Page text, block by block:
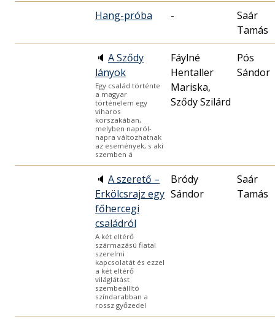
Hang-próba -
Saár
Tamás
🔈 A Sződy
lányok
Egy család történte
a magyar
történelem egy
viharos
korszakában,
melyben napról-
napra változhatnak
az események, s aki
szemben á
Fáylné
Hentaller
Mariska,
Sződy Szilárd
Pós
Sándor
🔈 A szerető –
Erkölcsrajz egy
főhercegi
családról
A két eltérő
származású fiatal
szerelmi
kapcsolatát és ezzel
a két eltérő
világlátást
szembeállító
színdarabban a
rossz győzedel
Bródy
Sándor
Saár
Tamás